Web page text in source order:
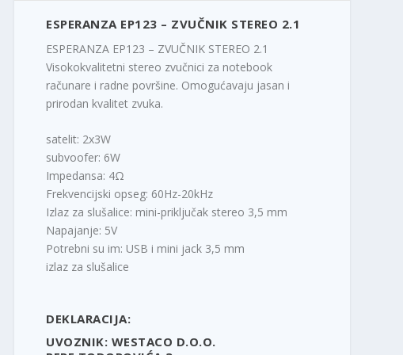
ESPERANZA EP123 – ZVUČNIK STEREO 2.1
ESPERANZA EP123 – ZVUČNIK STEREO 2.1
Visokokvalitetni stereo zvučnici za notebook
računare i radne površine. Omogućavaju jasan i
prirodan kvalitet zvuka.
satelit: 2x3W
subvoofer: 6W
Impedansa: 4Ω
Frekvencijski opseg: 60Hz-20kHz
Izlaz za slušalice: mini-priključak stereo 3,5 mm
Napajanje: 5V
Potrebni su im: USB i mini jack 3,5 mm
izlaz za slušalice
DEKLARACIJA:
UVOZNIK: WESTACO D.O.O.